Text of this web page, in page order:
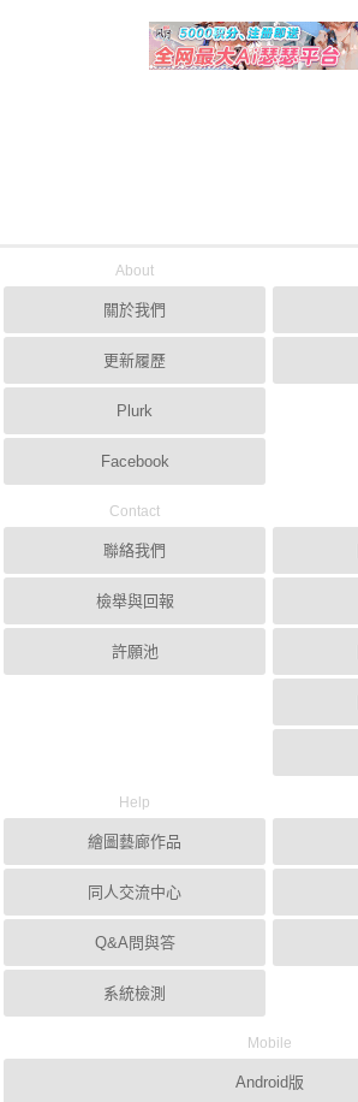
About
關於我們
更新履歷
Plurk
Facebook
Contact
聯絡我們
檢舉與回報
許願池
Help
繪圖藝廊作品
同人交流中心
Q&A問與答
系統檢測
Mobile
Android版